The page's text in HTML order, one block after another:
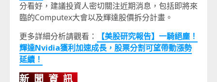
分看好，建議投資人密切關注近期消息，包括即將來
臨的Computex大會以及輝達股價拆分計畫。
更多詳細分析請觀看：
【美股研究報告】一騎絕塵！
輝達Nvidia獲利加速成長，股票分割可望帶動漲勢
延續！
新聞資訊